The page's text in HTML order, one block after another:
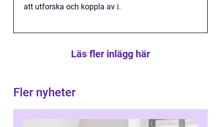
att utforska och koppla av i.
Läs fler inlägg här
Fler nyheter